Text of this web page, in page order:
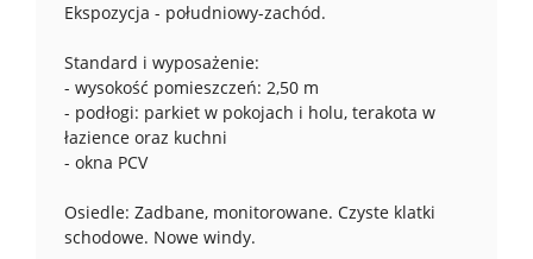
Ekspozycja - południowy-zachód.
Standard i wyposażenie:
- wysokość pomieszczeń: 2,50 m
- podłogi: parkiet w pokojach i holu, terakota w
łazience oraz kuchni
- okna PCV
Osiedle: Zadbane, monitorowane. Czyste klatki
schodowe. Nowe windy.